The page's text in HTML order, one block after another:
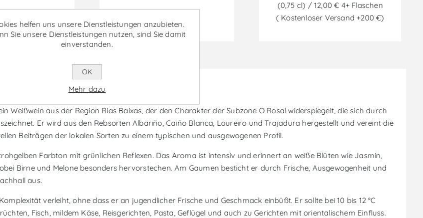
(0,75 cl) / 12,00 € 4+ Flaschen
( Kostenloser Versand +200 €)
sind vom 30/06/2026 bis zum 30/09/2026 verfügbar.
Rosal - Weißwein
Weißwein aus der Region Rías Baixas, der den Charakter der Subzone O Rosal widerspiegelt, die sich durch
Er wird aus den Rebsorten Albariño, Caiño Blanca, Loureiro und Trajadura hergestellt und vereint die
Beiträgen der lokalen Sorten zu einem typischen und ausgewogenen Profil.
Farbton mit grünlichen Reflexen. Das Aroma ist intensiv und erinnert an weiße Blüten wie Jasmin,
Birne und Melone besonders hervorstechen. Am Gaumen besticht er durch Frische, Ausgewogenheit und
aus.
verleiht, ohne dass er an jugendlicher Frische und Geschmack einbüßt. Er sollte bei 10 bis 12 °C
Fisch, mildem Käse, Reisgerichten, Pasta, Geflügel und auch zu Gerichten mit orientalischem Einfluss.
helfen uns unsere Dienstleistungen anzubieten.
Sie unsere Dienstleistungen nutzen, sind Sie damit
einverstanden.
OK
Mehr dazu